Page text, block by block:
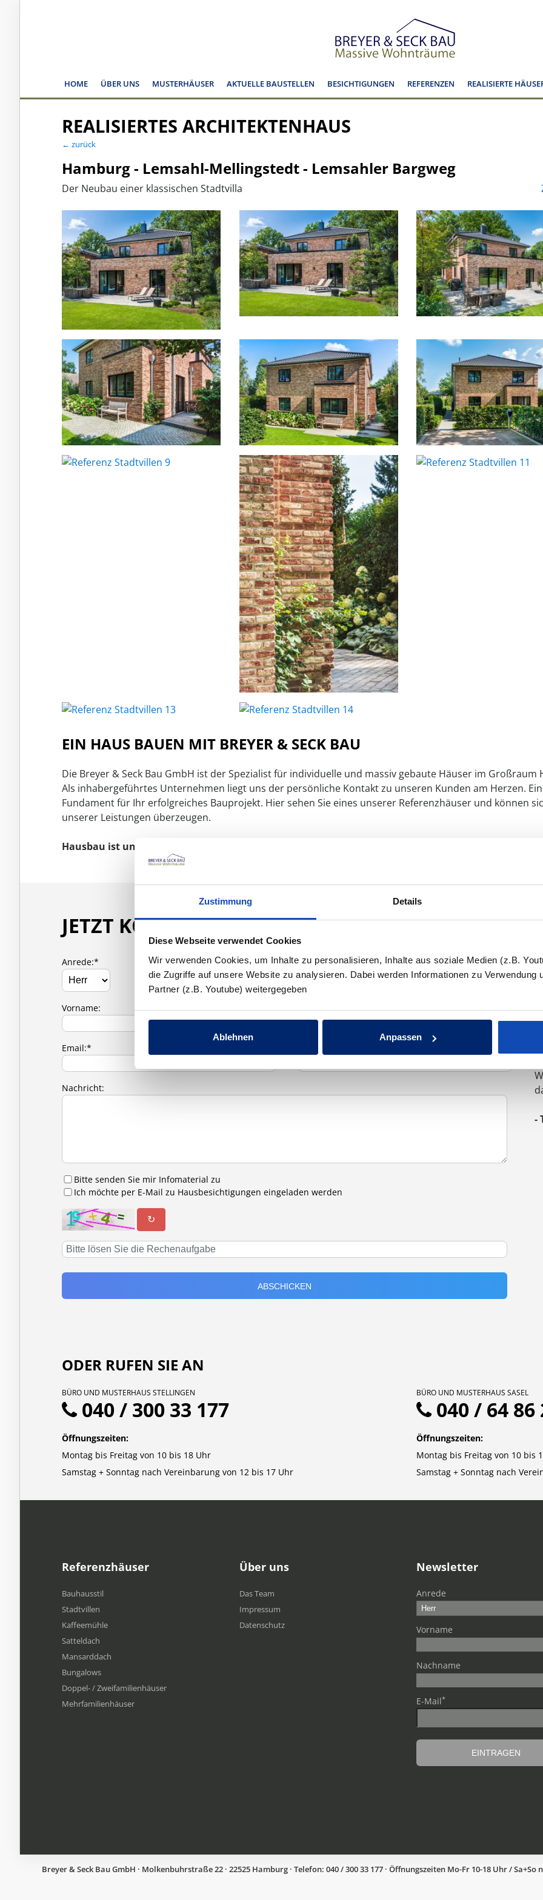
Zustimmung Details
Diese Webseite verwendet Cookies
Wir verwenden Cookies, um Inhalte zu personalisieren, Inhalte aus soziale Medien (z.B.
die Zugriffe auf unsere Website zu analysieren. Dabei werden Informationen zu Verwendung
Partner (z.B. Youtube) weitergegeben
Ablehnen Anpassen
HOME ÜBER UNS MUSTERHÄUSER AKTUELLE BAUSTELLEN BESICHTIGUNGEN REFERENZEN REALISIERTE
REALISIERTES ARCHITEKTENHAUS
← zurück
Hamburg - Lemsahl-Mellingstedt - Lemsahler Bargweg
Der Neubau einer klassischen Stadtvilla
EIN HAUS BAUEN MIT BREYER & SECK BAU
Die Breyer & Seck Bau GmbH ist der Spezialist für individuelle und massiv gebaute Häuser im
Als inhabergeführtes Unternehmen liegt uns der persönliche Kontakt zu unseren Kunden am Herzen.
Fundament für Ihr erfolgreiches Bauprojekt. Hier sehen Sie eines unserer Referenzhäuser und können
unserer Leistungen überzeugen.
Hausbau ist und bleibt Vertrauenssache!
JETZT KONTAKT AUFNEHMEN
-
Anrede:*
Vorname: Nachname:*
Email:*
Nachricht:
Bitte senden Sie mir Infomaterial zu
Ich möchte per E-Mail zu Hausbesichtigungen eingeladen werden
↻
ODER RUFEN SIE AN
BÜRO UND MUSTERHAUS STELLINGEN
040 / 300 33 177
Öffnungszeiten:
Montag bis Freitag von 10 bis 18 Uhr
Samstag + Sonntag nach Vereinbarung von 12 bis 17 Uhr
BÜRO UND MUSTERHAUS SASEL
040 / 64 86
Öffnungszeiten:
Montag bis Freitag von 10 bis
Samstag + Sonntag nach
Referenzhäuser
Bauhausstil
Stadtvillen
Kaffeemühle
Satteldach
Mansarddach
Bungalows
Doppel- / Zweifamilienhäuser
Mehrfamilien​häuser
Über uns
Das Team
Impressum
Datenschutz
Newsletter
Anrede
Vorname
Nachname
E-Mail*
Breyer & Seck Bau GmbH · Molkenbuhrstraße 22 · 22525 Hamburg · Telefon: 040 / 300 33 177 · Öffnungszeiten Mo-Fr 10-18 Uhr / Sa+So